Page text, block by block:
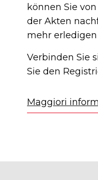
können Sie
der Akten
mehr erledigen
Verbinden Sie
Sie den
Maggiori